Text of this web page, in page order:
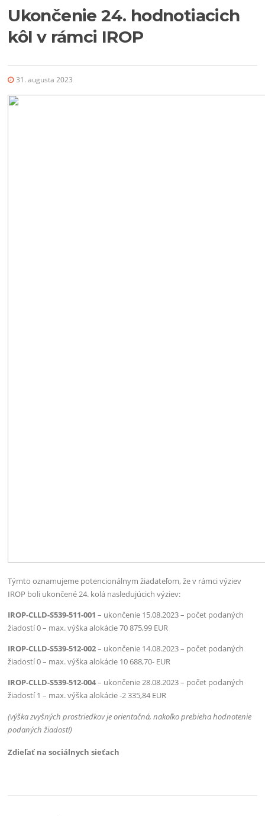
Ukončenie 24. hodnotiacich
kôl v rámci IROP
31. augusta 2023
Týmto oznamujeme potencionálnym žiadateľom, že v rámci výziev
IROP boli ukončené 24. kolá nasledujúcich výziev:
IROP-CLLD-S539-511-001 – ukončenie 15.08.2023 – počet podaných
žiadostí 0 – max. výška alokácie 70 875,99 EUR
IROP-CLLD-S539-512-002– ukončenie 14.08.2023 – počet podaných
žiadostí 0 – max. výška alokácie 10 688,70- EUR
IROP-CLLD-S539-512-004– ukončenie 28.08.2023 – počet podaných
žiadostí 1 – max. výška alokácie -2 335,84 EUR
(výška zvyšných prostriedkov je orientačná, nakoľko prebieha hodnotenie
podaných žiadostí)
Zdieľať na sociálnych sieťach